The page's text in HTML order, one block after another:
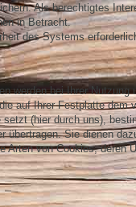
Als berechtigtes
in Betracht.
des Systems
werden bei Ihrer
auf Ihrer Festplatte dem
(hier durch uns),
übertragen. Sie dienen
Arten von Cookies, deren